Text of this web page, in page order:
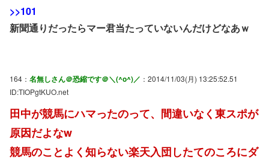
>>101
新聞通りだったらマー君当たっていないんだけどなあｗ
164： 名無しさん＠恐縮です＠＼(^o^)／ ：2014/11/03(月) 13:25:52.51
ID:TIOPgtKUO.net
田中が競馬にハマったのって、間違いなく東スポが
原因だよなw
競馬のことよく知らない楽天入団したてのころにダ